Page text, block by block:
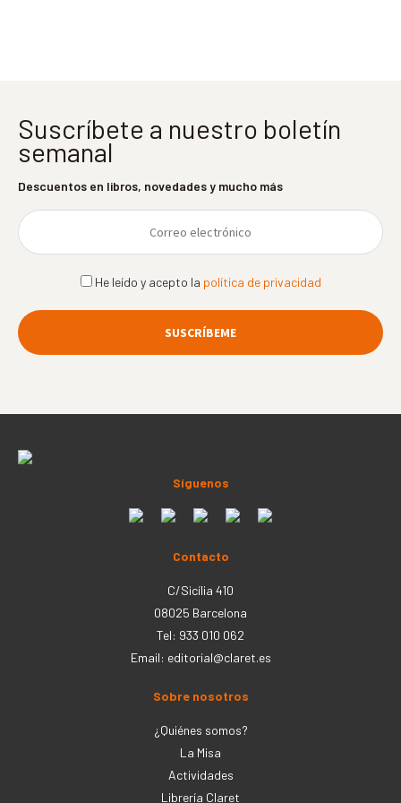
Suscríbete a nuestro boletín
semanal
Descuentos en libros, novedades y mucho más
He leído y acepto la política de privacidad
Síguenos
Contacto
C/Sicília 410
08025 Barcelona
Tel: 933 010 062
Email: editorial@claret.es
Sobre nosotros
¿Quiénes somos?
La Misa
Actividades
Librería Claret